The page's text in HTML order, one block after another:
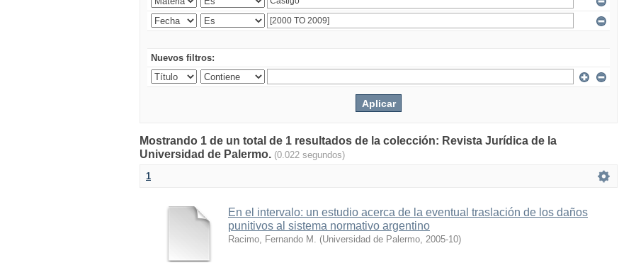
Nuevos filtros:
Mostrando 1 de un total de 1 resultados de la colección: Revista Jurídica de la
Universidad de Palermo. (0.022 segundos)
1
En el intervalo: un estudio acerca de la eventual traslación de los daños
punitivos al sistema normativo argentino
Racimo, Fernando M. (Universidad de Palermo, 2005-10)